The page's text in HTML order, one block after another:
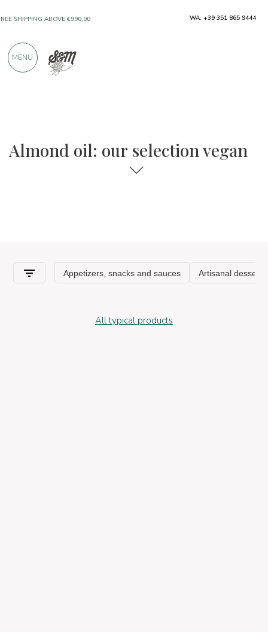
Almond oil: our selection vegan
All typical products
SHIPPING ABOVE €990,00
PRODUCTS FROM EXCELLENT
WA: +39 351 865 9444
MENU